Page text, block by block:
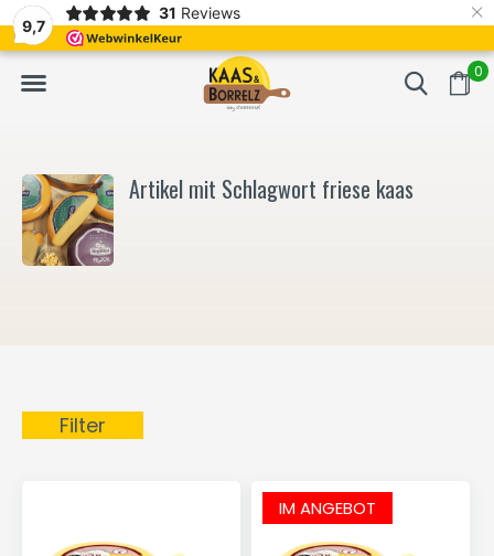
9,7
31 Reviews ×
0
Frisch geschnitten und vakuumverpackt. Meistens Lieferung
Artikel mit Schlagwort friese kaas
Filter
IM ANGEBOT